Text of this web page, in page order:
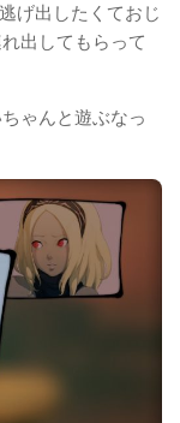
げ出したくておじ
出してもらって
ゃんと遊ぶなっ